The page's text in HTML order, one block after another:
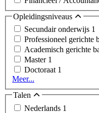
Opleidingsniveaus
Secundair onderwijs 1
Professioneel gerichte
Academisch gerichte
Master 1
Doctoraat 1
Meer...
Talen
Nederlands 1